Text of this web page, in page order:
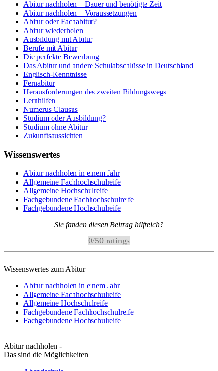
Abitur nachholen – Dauer und benötigte Zeit
Abitur nachholen – Voraussetzungen
Abitur oder Fachabitur?
Abitur wiederholen
Ausbildung mit Abitur
Berufe mit Abitur
Die perfekte Bewerbung
Das Abitur und andere Schulabschlüsse in Deutschland
Englisch-Kenntnisse
Fernabitur
Herausforderungen des zweiten Bildungswegs
Lernhilfen
Numerus Clausus
Studium oder Ausbildung?
Studium ohne Abitur
Zukunftsaussichten
Wissenswertes
Abitur nachholen in einem Jahr
Allgemeine Fachhochschulreife
Allgemeine Hochschulreife
Fachgebundene Fachhochschulreife
Fachgebundene Hochschulreife
Sie fanden diesen Beitrag hilfreich?
0/50 ratings
Wissenswertes zum Abitur
Abitur nachholen in einem Jahr
Allgemeine Fachhochschulreife
Allgemeine Hochschulreife
Fachgebundene Fachhochschulreife
Fachgebundene Hochschulreife
Abitur nachholen -
Das sind die Möglichkeiten